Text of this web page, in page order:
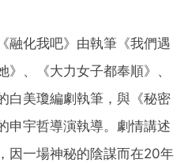
融化我吧》由執筆《我們遇
》、《大力女子都奉順》、
白美瓊編劇執筆，與《秘密
申宇哲導演執導。劇情講述
因一場神秘的陰謀而在20年